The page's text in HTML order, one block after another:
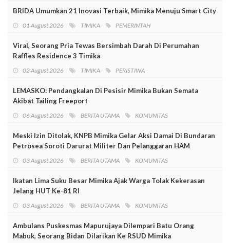
BRIDA Umumkan 21 Inovasi Terbaik, Mimika Menuju Smart City
01 August 2026 TIMIKA PEMERINTAH
Viral, Seorang Pria Tewas Bersimbah Darah Di Perumahan
Raffles Residence 3 Timika
02 August 2026 TIMIKA PERISTIWA
LEMASKO: Pendangkalan Di Pesisir Mimika Bukan Semata
Akibat Tailing Freeport
06 August 2026 BERITA UTAMA KOMUNITAS
Meski Izin Ditolak, KNPB Mimika Gelar Aksi Damai Di Bundaran
Petrosea Soroti Darurat Militer Dan Pelanggaran HAM
03 August 2026 BERITA UTAMA KOMUNITAS
Ikatan Lima Suku Besar Mimika Ajak Warga Tolak Kekerasan
Jelang HUT Ke-81 RI
03 August 2026 BERITA UTAMA KOMUNITAS
Ambulans Puskesmas Mapurujaya Dilempari Batu Orang
Mabuk, Seorang Bidan Dilarikan Ke RSUD Mimika